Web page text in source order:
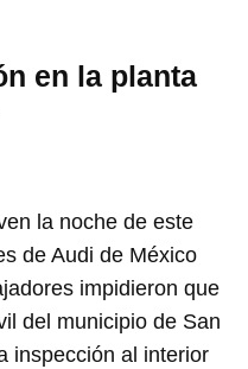
en la planta
la noche de este
de Audi de México
impidieron que
del municipio de San
inspección al interior